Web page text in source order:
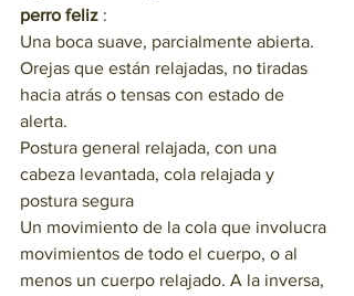
perro feliz :
Una boca suave, parcialmente abierta.
Orejas que están relajadas, no tiradas
hacia atrás o tensas con estado de
alerta.
Postura general relajada, con una
cabeza levantada, cola relajada y
postura segura
Un movimiento de la cola que involucra
movimientos de todo el cuerpo, o al
menos un cuerpo relajado. A la inversa,